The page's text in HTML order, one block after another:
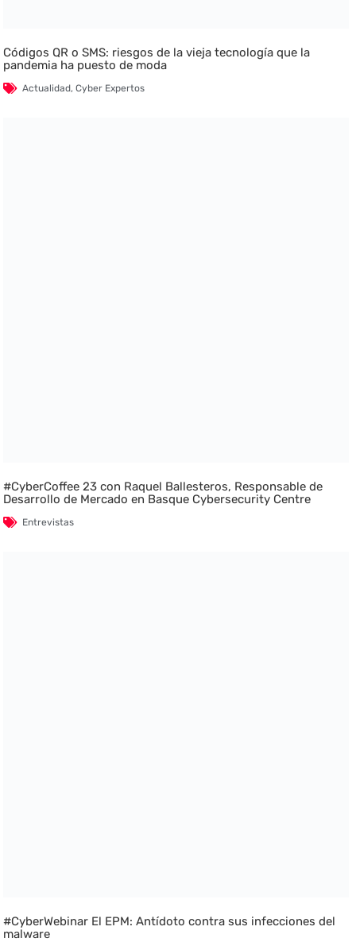
Códigos QR o SMS: riesgos de la vieja tecnología que la
pandemia ha puesto de moda
Actualidad,Cyber Expertos
#CyberCoffee 23 con Raquel Ballesteros, Responsable de
Desarrollo de Mercado en Basque Cybersecurity Centre
Entrevistas
#CyberWebinar El EPM: Antídoto contra sus infecciones del
malware